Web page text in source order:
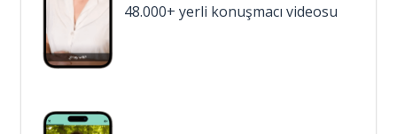
48.000+ yerli konuşmacı videosu